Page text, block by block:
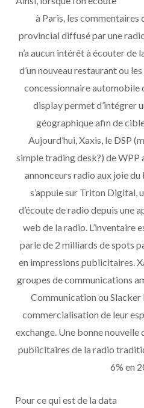
à Paris, les commentaires
provincial diffusé par une
n’a aucun intérêt à écouter de
d’un nouveau restaurant ou
concessionnaire automobile
display permet d’intégrer
géographique afin de
Aujourd’hui, Xaxis, le DSP
simple trading desk?) de
annonceurs radio aux joie
s’appuie sur Triton Digital,
d’écoute de radio depuis une
web de la radio. L’inventaire
parle de 2 milliards de spots
en impressions publicitaires.
groupes de communications
Communication ou Slacker
commercialisation de leur
exchange. Une bonne nouvelle
publicitaires de la radio
6% en
Pour ce qui est de la data